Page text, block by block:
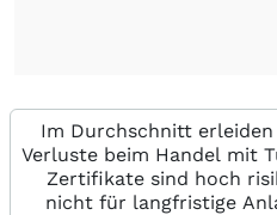
Im Durchschnitt
Verluste beim Handel mit
Zertifikate sind hoch
nicht für langfristige